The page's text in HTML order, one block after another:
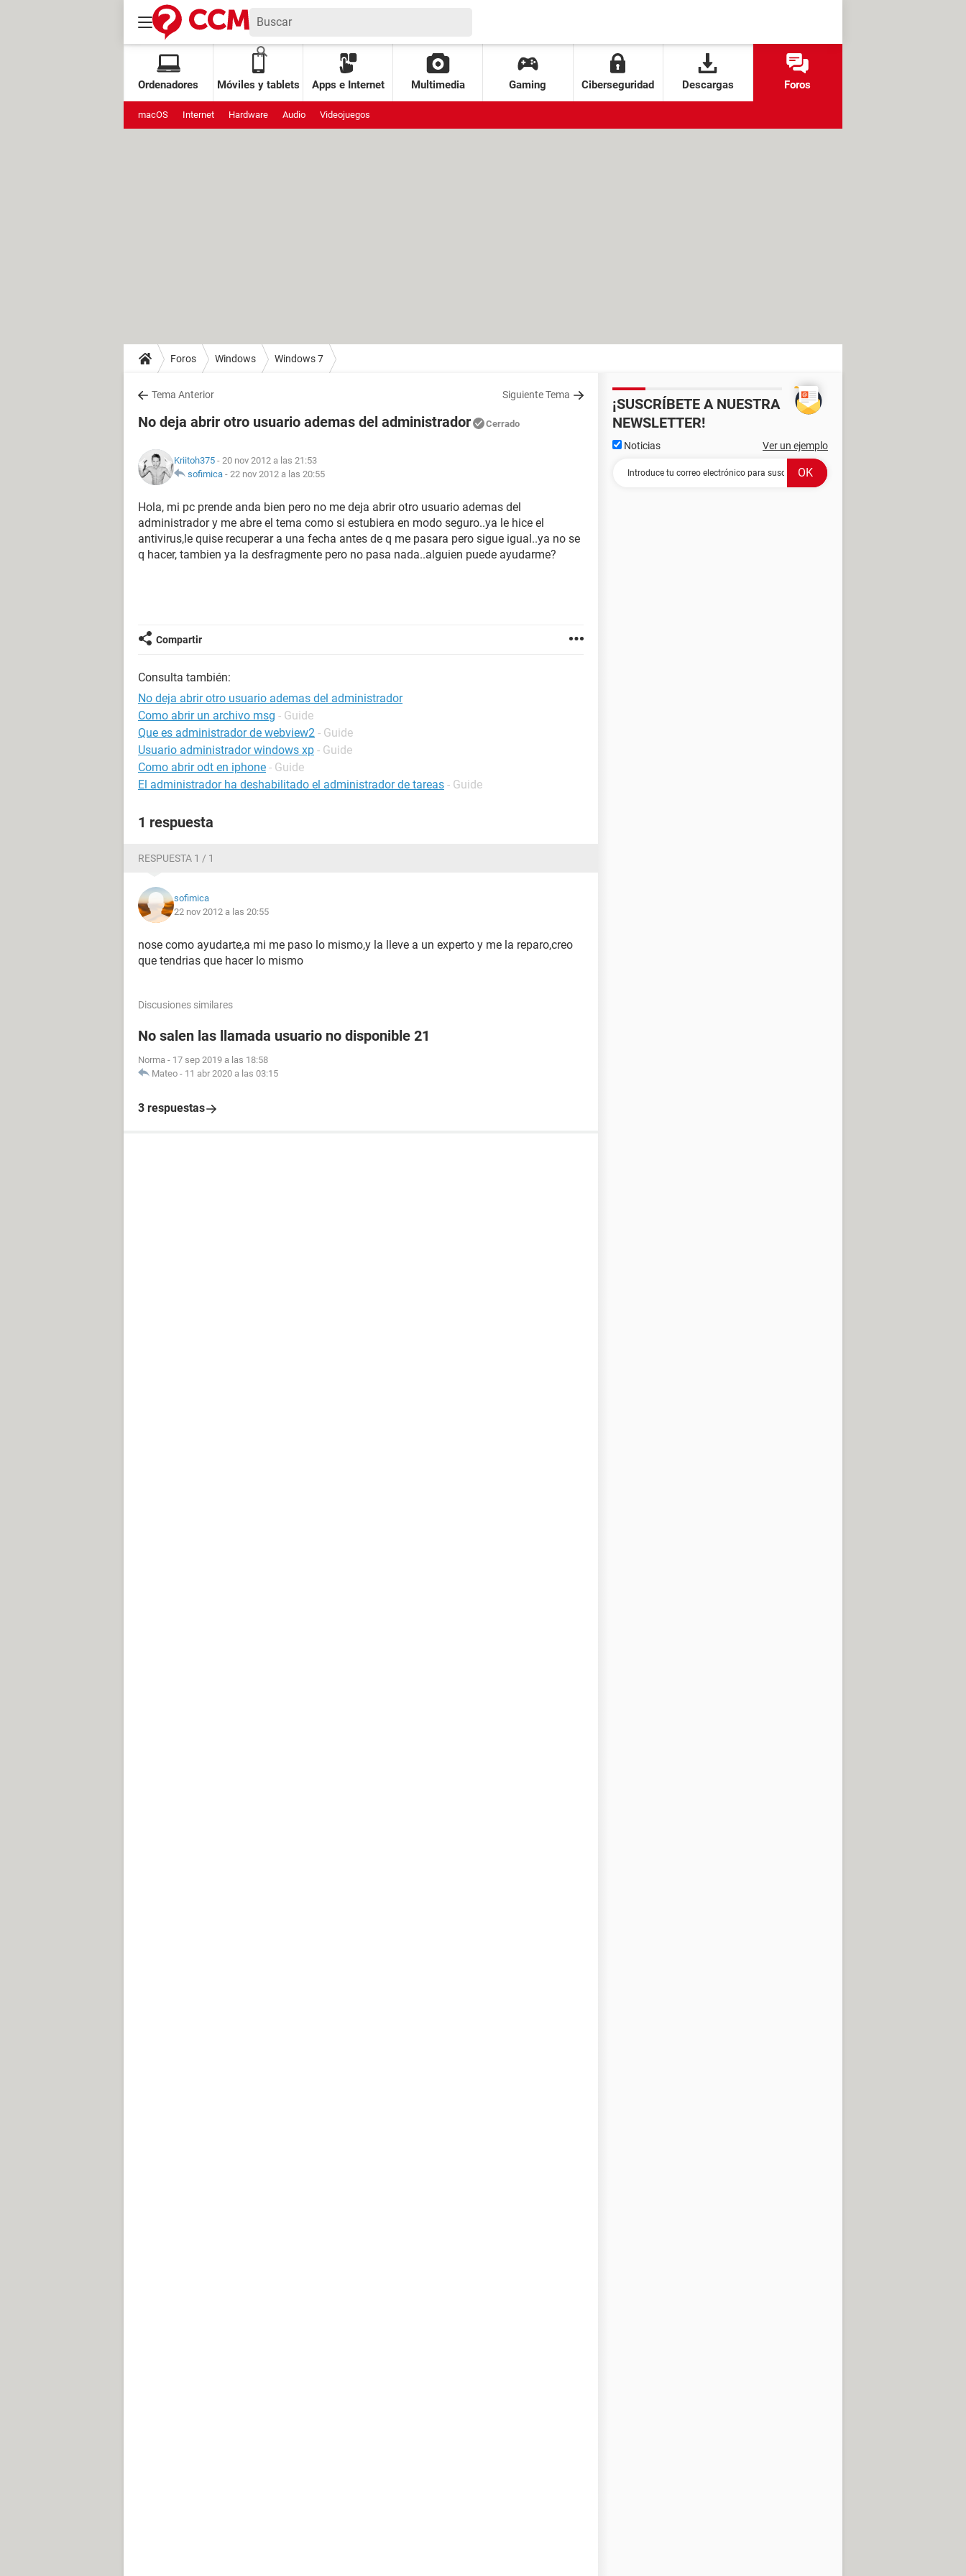
Ordenadores Móviles y tablets Apps e Internet Multimedia Gaming Ciberseguridad Descargas Foros
macOS Internet Hardware Audio Videojuegos
Foros Windows Windows 7
Tema Anterior Siguiente Tema
No deja abrir otro usuario ademas del administrador Cerrado
Kriitoh375 - 20 nov 2012 a las 21:53
sofimica - 22 nov 2012 a las 20:55
Hola, mi pc prende anda bien pero no me deja abrir otro usuario ademas del
administrador y me abre el tema como si estubiera en modo seguro..ya le hice el
antivirus,le quise recuperar a una fecha antes de q me pasara pero sigue igual..ya no se
q hacer, tambien ya la desfragmente pero no pasa nada..alguien puede ayudarme?
Compartir
Consulta también:
No deja abrir otro usuario ademas del administrador
Como abrir un archivo msg - Guide
Que es administrador de webview2 - Guide
Usuario administrador windows xp - Guide
Como abrir odt en iphone - Guide
El administrador ha deshabilitado el administrador de tareas - Guide
1 respuesta
RESPUESTA 1 / 1
sofimica
22 nov 2012 a las 20:55
nose como ayudarte,a mi me paso lo mismo,y la lleve a un experto y me la reparo,creo
que tendrias que hacer lo mismo
Discusiones similares
No salen las llamada usuario no disponible 21
Norma - 17 sep 2019 a las 18:58
Mateo - 11 abr 2020 a las 03:15
3 respuestas
¡SUSCRÍBETE A NUESTRA
NEWSLETTER!
Noticias Ver un ejemplo